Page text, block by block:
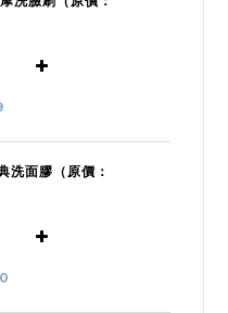
面膠（原價：